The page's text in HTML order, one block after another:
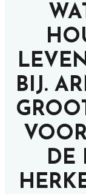
BIJ.
DE